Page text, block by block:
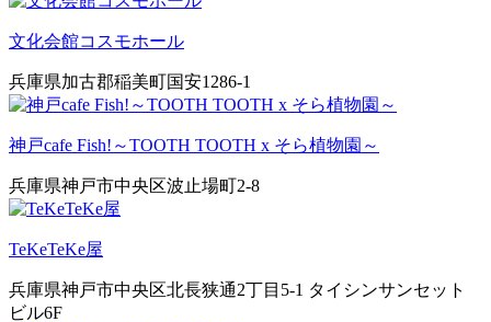
文化会館コスモホール
兵庫県加古郡稲美町国安1286-1
神戸cafe Fish!～TOOTH TOOTH x そら植物園～
兵庫県神戸市中央区波止場町2-8
TeKeTeKe屋
兵庫県神戸市中央区北長狭通2丁目5-1 タイシンサンセット
ビル6F